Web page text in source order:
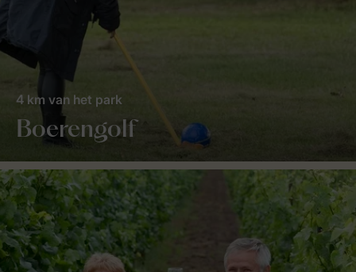
Boerengolf
4 km van het park